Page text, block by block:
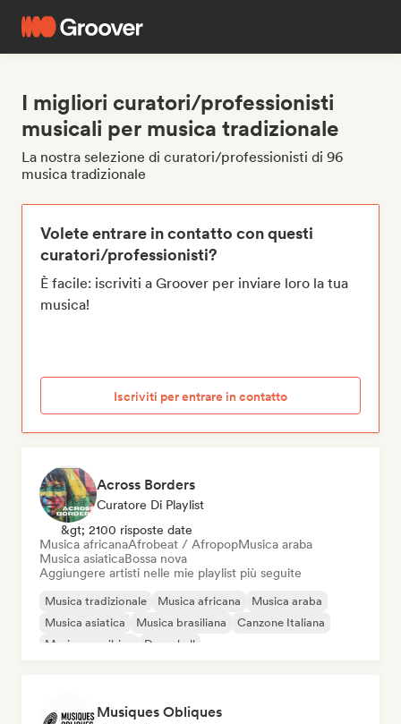
I migliori curatori/professionisti
musicali per musica tradizionale
La nostra selezione di curatori/professionisti di 96
musica tradizionale
Volete entrare in contatto con questi
curatori/professionisti?
È facile: iscriviti a Groover per inviare loro la tua
musica!
Iscriviti per entrare in contatto
Across Borders
Curatore Di Playlist
&gt; 2100 risposte date
Musica africanaAfrobeat / AfropopMusica araba
Musica asiaticaBossa nova
Aggiungere artisti nelle mie playlist più seguite
Musica tradizionale Musica africana
Musica araba
Musica asiatica
Musica brasiliana
Canzone Italiana
Musica caraibica
Dancehall
Musiques Obliques